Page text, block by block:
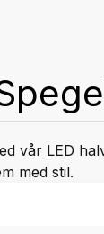
vår LED
med stil.